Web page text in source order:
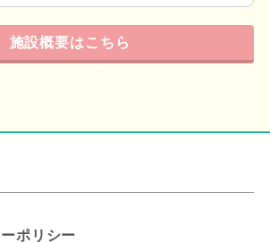
施設概要はこちら
ポリシー